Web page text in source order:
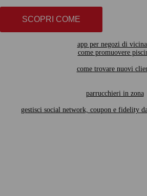
SCOPRI COME
app per negozi di
come promuovere
come trovare nuovi
parrucchieri in zona
gestisci social network, coupon e fidelity